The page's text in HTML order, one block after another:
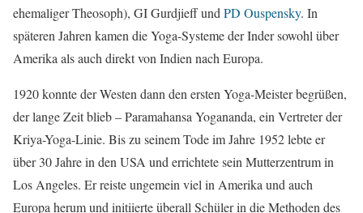
ehemaliger Theosoph), GI Gurdjieff und PD Ouspensky. In
späteren Jahren kamen die Yoga-Systeme der Inder sowohl über
Amerika als auch direkt von Indien nach Europa.
1920 konnte der Westen dann den ersten Yoga-Meister begrüßen,
der lange Zeit blieb – Paramahansa Yogananda, ein Vertreter der
Kriya-Yoga-Linie. Bis zu seinem Tode im Jahre 1952 lebte er
über 30 Jahre in den USA und errichtete sein Mutterzentrum in
Los Angeles. Er reiste ungemein viel in Amerika und auch
Europa herum und initiierte überall Schüler in die Methoden des